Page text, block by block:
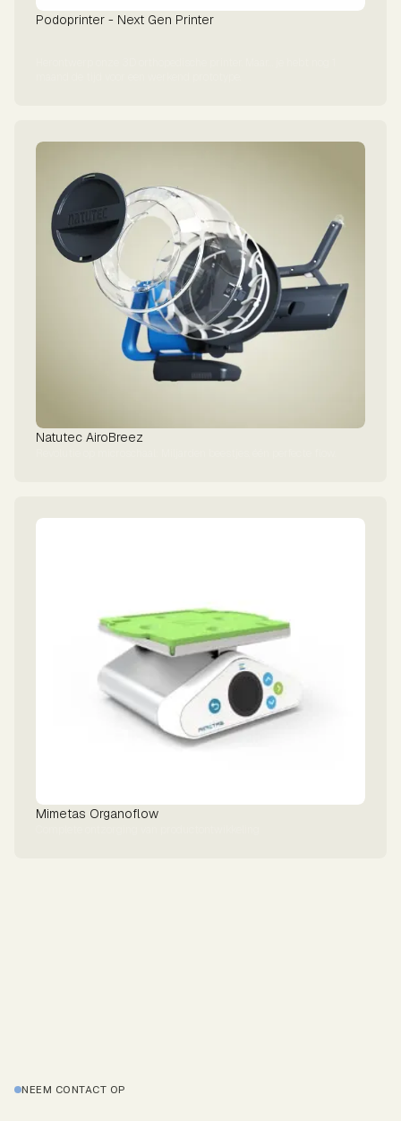
Podoprinter - Next Gen Printer
Natutec AiroBreez
Mimetas Organoflow
NEEM CONTACT OP